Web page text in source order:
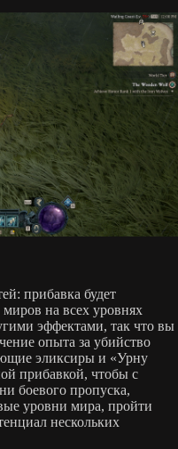
прибавка будет
на всех уровнях
эффектами, так что вы
опыта за убийство
эликсиры и «Урну
прибавкой, чтобы с
боевого пропуска,
уровни мира, пройти
нескольких